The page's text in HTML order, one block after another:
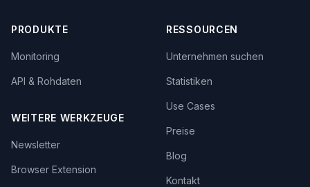
PRODUKTE
Monitoring
API & Rohdaten
WEITERE WERKZEUGE
Newsletter
Browser Extension
RESSOURCEN
Unternehmen suchen
Statistiken
Use Cases
Preise
Blog
Kontakt